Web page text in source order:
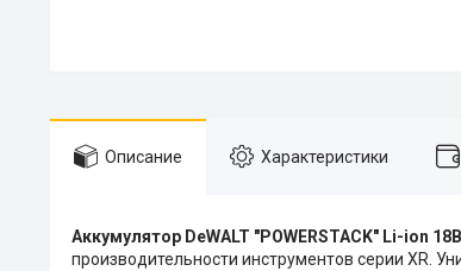
Описание Характеристики
Аккумулятор DeWALT "POWERSTACK" Li-ion
производительности инструментов серии XR.